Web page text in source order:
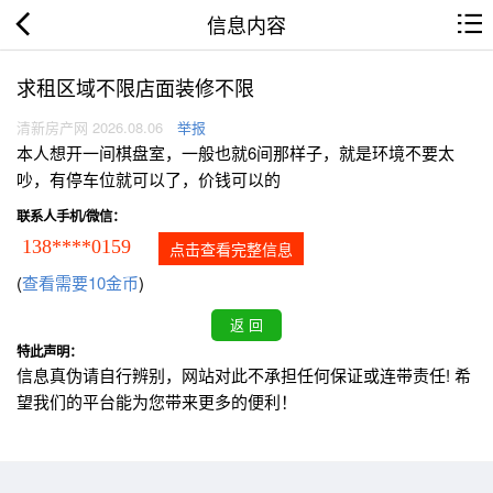
信息内容
求租区域不限店面装修不限
清新房产网 2026.08.06 举报
本人想开一间棋盘室，一般也就6间那样子，就是环境不要太
吵，有停车位就可以了，价钱可以的
联系人手机/微信：
138****0159 点击查看完整信息
(查看需要10金币)
特此声明：
信息真伪请自行辨别，网站对此不承担任何保证或连带责任! 希
望我们的平台能为您带来更多的便利！